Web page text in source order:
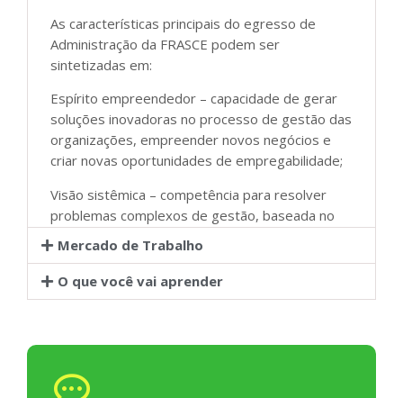
As características principais do egresso de
Administração da FRASCE podem ser
sintetizadas em:
Espírito empreendedor – capacidade de gerar
soluções inovadoras no processo de gestão das
organizações, empreender novos negócios e
criar novas oportunidades de empregabilidade;
Visão sistêmica – competência para resolver
problemas complexos de gestão, baseada no
instrumentos e ferramentas de apoio à tomada
de decisões no ambiente sócio organizacional.
Mercado de Trabalho
O que você vai aprender